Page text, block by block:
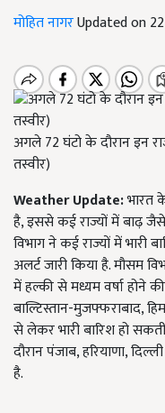
मोहित नागरUpdated on
अगले 72 घंटो के दौरान इन
तस्वीर)
Weather Update:भारत
है, इससे कई राज्यों में बाढ़
विभाग ने कई राज्यों में भारी
अलर्ट जारी किया है. मौसम
में हल्की से मध्यम वर्षा होने
बाल्टिस्तान-मुजफ्फराबाद,
से लेकर भारी बारिश हो
दौरान पंजाब, हरियाणा,
है.